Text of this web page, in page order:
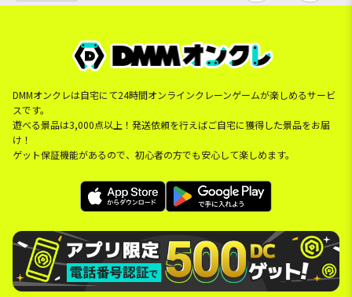
DMMオンクレは自宅にて24時間オンラインクレーンゲームが楽しめるサービ
スです。
遊べる景品は3,000点以上！発送依頼を行えばご自宅に獲得した景品をお届
け！
ゲット保証機能があるので、初心者の方でも安心して楽しめます。